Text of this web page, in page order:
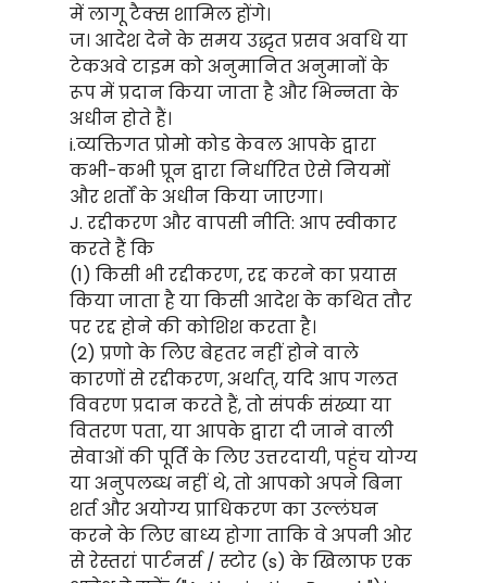
में लागू टैक्स शामिल होंगे।
ज। आदेश देने के समय उद्धृत प्रसव अवधि या
टेकअवे टाइम को अनुमानित अनुमानों के
रूप में प्रदान किया जाता है और भिन्नता के
अधीन होते हैं।
i.व्यक्तिगत प्रोमो कोड केवल आपके द्वारा
कभी-कभी प्रून द्वारा निर्धारित ऐसे नियमों
और शर्तों के अधीन किया जाएगा।
J. रद्दीकरण और वापसी नीति: आप स्वीकार
करते हैं कि
(1) किसी भी रद्दीकरण, रद्द करने का प्रयास
किया जाता है या किसी आदेश के कथित तौर
पर रद्द होने की कोशिश करता है।
(2) प्रणो के लिए बेहतर नहीं होने वाले
कारणों से रद्दीकरण, अर्थात्, यदि आप गलत
विवरण प्रदान करते हैं, तो संपर्क संख्या या
वितरण पता, या आपके द्वारा दी जाने वाली
सेवाओं की पूर्ति के लिए उत्तरदायी, पहुंच योग्य
या अनुपलब्ध नहीं थे, तो आपको अपने बिना
शर्त और अयोग्य प्राधिकरण का उल्लंघन
करने के लिए बाध्य होगा ताकि वे अपनी ओर
से रेस्तरां पार्टनर्स / स्टोर (s) के खिलाफ एक